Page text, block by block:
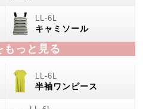
キャミソール
もっと見る
半袖ワンピース